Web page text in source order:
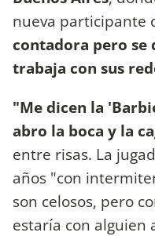
nueva participante
contadora pero se
trabaja con sus
"Me dicen la
abro la boca y la
entre risas. La
años "con
son celosos, pero
estaría con alguien